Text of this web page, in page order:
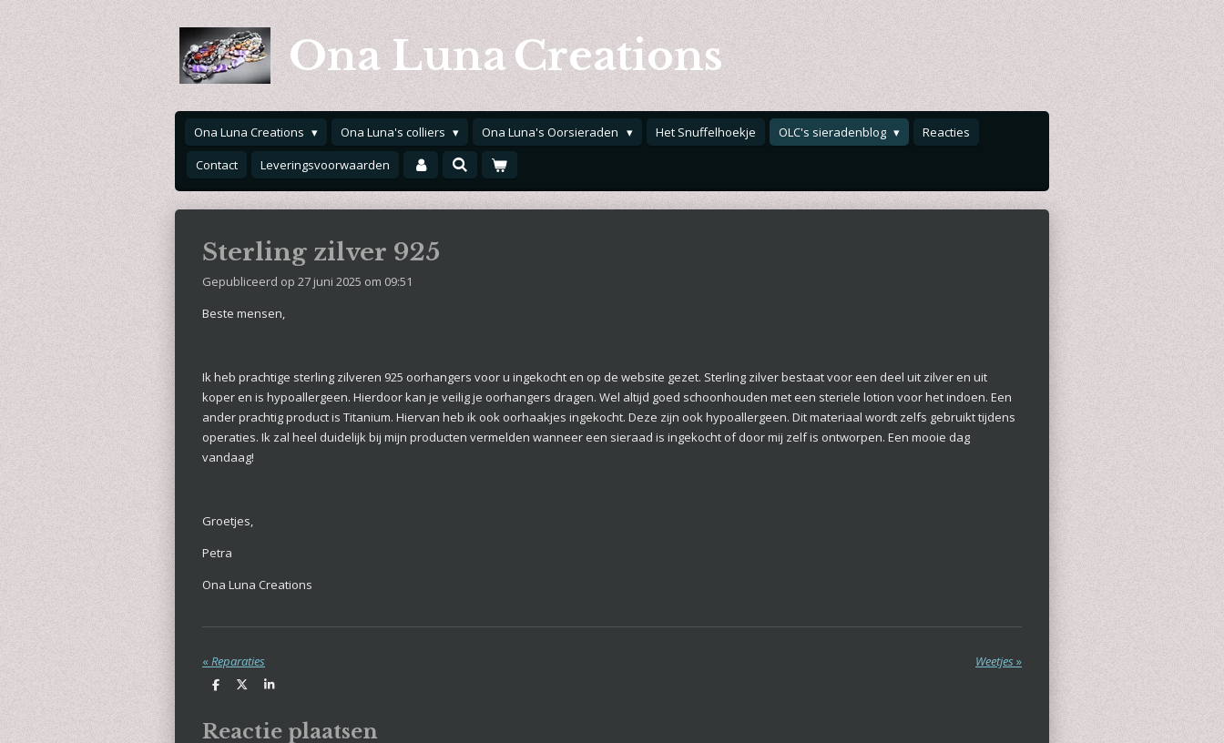
Ona LunaCreations
Ona Luna Creations Ona Luna's colliers Ona Luna's Oorsieraden Het Snuffelhoekje OLC's sieradenblog
Reacties
Contact
Leveringsvoorwaarden
Sterling zilver 925
Gepubliceerd op 27 juni 2025 om 09:51
Beste mensen,
Ik heb prachtige sterling zilveren 925 oorhangers voor u ingekocht en op de website gezet. Sterling zilver bestaat voor een deel uit zilver en uit
koper en is hypoallergeen. Hierdoor kan je veilig je oorhangers dragen. Wel altijd goed schoonhouden met een steriele lotion voor het indoen. Een
ander prachtig product is Titanium. Hiervan heb ik ook oorhaakjes ingekocht. Deze zijn ook hypoallergeen. Dit materiaal wordt zelfs gebruikt tijdens
operaties. Ik zal heel duidelijk bij mijn producten vermelden wanneer een sieraad is ingekocht of door mij zelf is ontworpen. Een mooie dag
vandaag!
Groetjes,
Petra
Ona Luna Creations
«Reparaties Weetjes »
D
e
n
D
S
r
e
Reactie plaatsen